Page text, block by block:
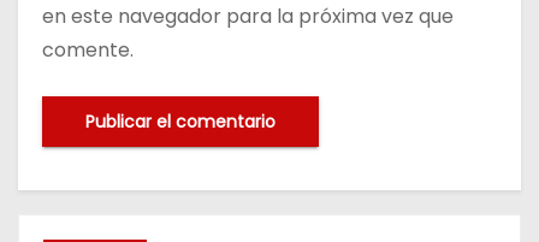
en este navegador para la próxima vez que
comente.